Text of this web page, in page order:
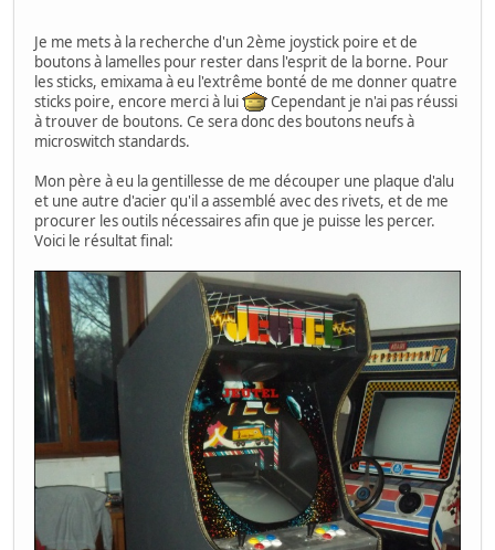
Je me mets à la recherche d'un 2ème joystick poire et de
boutons à lamelles pour rester dans l'esprit de la borne. Pour
les sticks, emixama à eu l'extrême bonté de me donner quatre
sticks poire, encore merci à lui
Cependant je n'ai pas réussi
à trouver de boutons. Ce sera donc des boutons neufs à
microswitch standards.
Mon père à eu la gentillesse de me découper une plaque d'alu
et une autre d'acier qu'il a assemblé avec des rivets, et de me
procurer les outils nécessaires afin que je puisse les percer.
Voici le résultat final: